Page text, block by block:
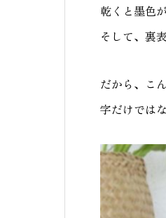
乾くと墨色
そして、裏
だから、こ
字だけでは